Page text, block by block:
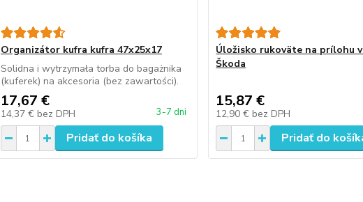
Organizátor kufra kufra 47x25x17
Solidna i wytrzymała torba do bagażnika
(kuferek) na akcesoria (bez zawartości).
17,67 €
14,37 € bez DPH 3-7 dni
Pridať do košíka
Úložisko rukoväte na prílohu
Škoda
15,87 €
12,90 € bez DPH
Pridať do